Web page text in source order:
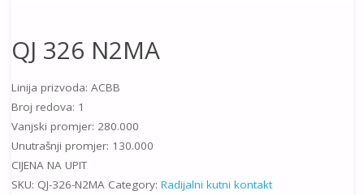
QJ 326 N2MA
Linija prizvoda: ACBB
Broj redova: 1
Vanjski promjer: 280.000
Unutrašnji promjer: 130.000
CIJENA NA UPIT
SKU: QJ-326-N2MA Category: Radijalni kutni kontakt